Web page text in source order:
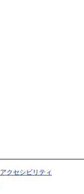
アクセシビリティ